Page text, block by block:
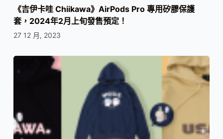
《吉伊卡哇 Chiikawa》AirPods Pro 專用矽膠保護
套，2024年2月上旬發售預定！
27 12 月, 2023